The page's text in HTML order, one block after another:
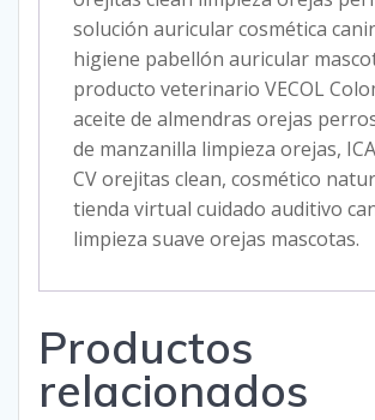
solución auricular cosmética
higiene pabellón auricular
producto veterinario VECOL
aceite de almendras orejas
de manzanilla limpieza orejas,
CV orejitas clean, cosmético
tienda virtual cuidado auditivo
limpieza suave orejas mascotas.
Productos
relacionados